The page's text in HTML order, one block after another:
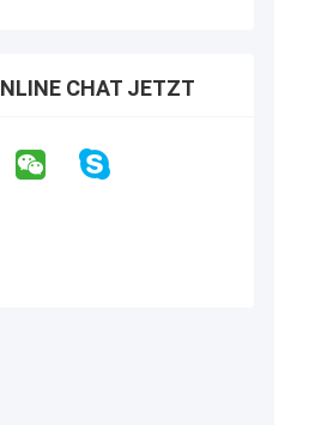
CHAT JETZT